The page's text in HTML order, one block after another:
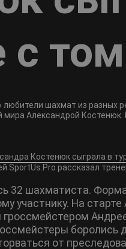
с
любители шахмат из разных
Александрой
SportUs.Pro рассказал
32 шахматиста.
участнику. На
гроссмейстером
боролись
от